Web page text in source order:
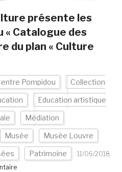
présente les
« Catalogue des
du plan « Culture
Pompidou Collection
Education artistique
Médiation
Musée Musée Louvre
Patrimoine
11/06/2018